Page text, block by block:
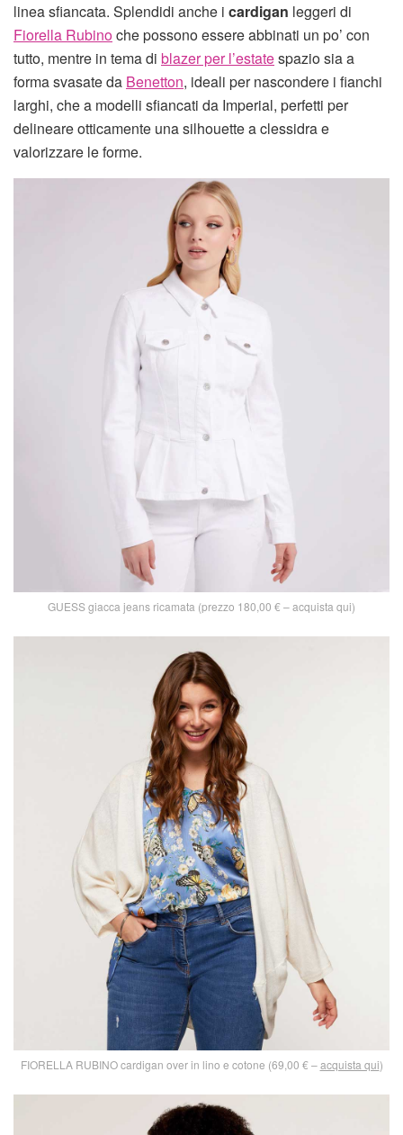
linea sfiancata. Splendidi anche i cardigan leggeri di
Fiorella Rubinoche possono essere abbinati un po’ con
tutto, mentre in tema di blazer per l’estatespazio sia a
forma svasate da Benetton, ideali per nascondere i fianchi
larghi, che a modelli sfiancati da Imperial, perfetti per
delineare otticamente una silhouette a clessidra e
valorizzare le forme.
GUESS giacca jeans ricamata (prezzo 180,00 € – acquista qui)
FIORELLA RUBINO cardigan over in lino e cotone (69,00 € –acquista qui)